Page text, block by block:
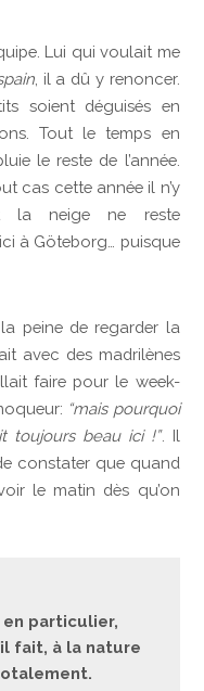
Lui qui voulait me
, il a dû y renoncer.
soient déguisés en
Tout le temps en
le reste de l’année.
cas cette année il n’y
la neige ne reste
à Göteborg… puisque
peine de regarder la
avec des madrilènes
faire pour le week-
“mais pourquoi
toujours beau ici !”. Il
constater que quand
le matin dès qu’on
particulier,
fait, à la nature